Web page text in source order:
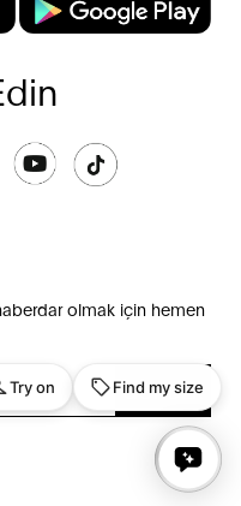
olmak için hemen
GÖNDER